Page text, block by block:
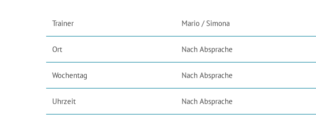
Trainer Mario / Simona
Ort Nach Absprache
Wochentag Nach Absprache
Uhrzeit Nach Absprache